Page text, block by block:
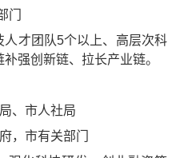
门
人才团队5个以上、高层次科
强创新链、拉长产业链。
、市人社局
，市有关部门